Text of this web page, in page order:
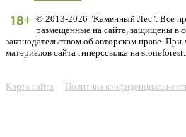
© 2013-2026 "Каменный Лес". Все
размещенные на сайте, защищены в
законодательством об авторском праве.
материалов сайта гиперссылка на
Карта сайта Политика